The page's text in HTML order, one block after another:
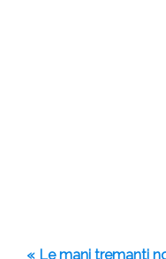
« Le mani tremanti